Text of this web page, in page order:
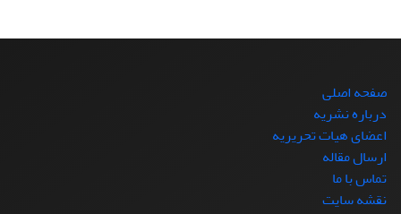
صفحه اصلی
درباره نشریه
اعضای هیات تحریریه
ارسال مقاله
تماس با ما
نقشه سایت